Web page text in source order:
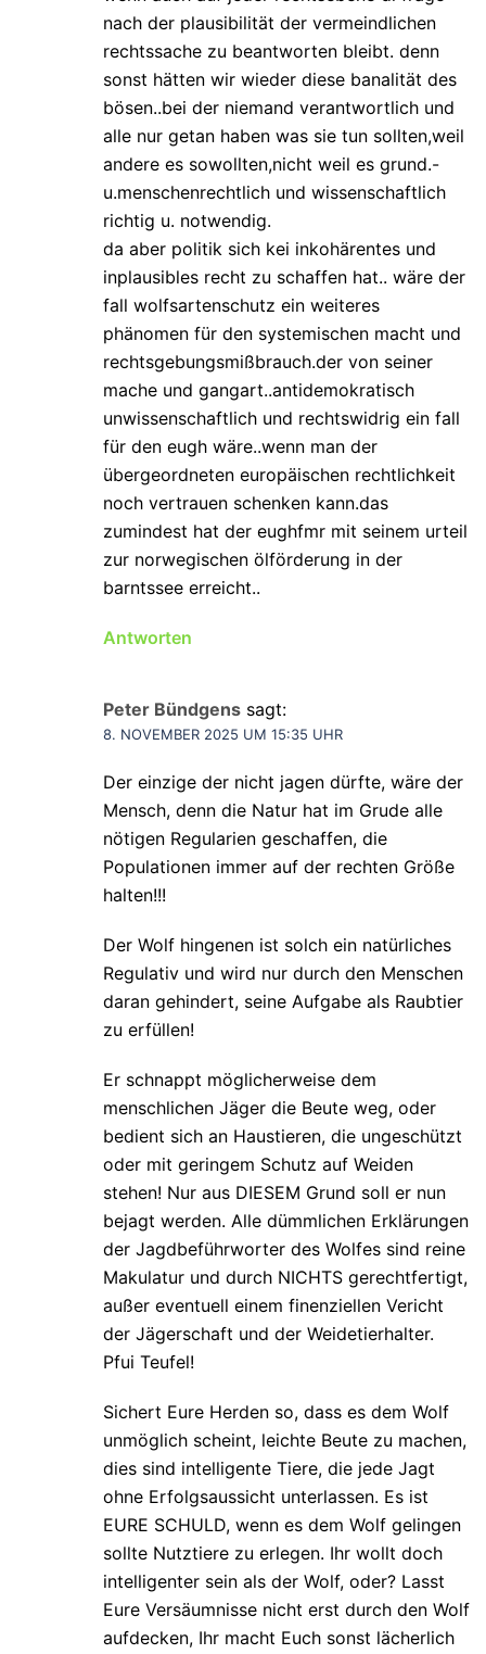
nach der plausibilität der vermeindlichen
rechtssache zu beantworten bleibt. denn
sonst hätten wir wieder diese banalität des
bösen..bei der niemand verantwortlich und
alle nur getan haben was sie tun sollten,weil
andere es sowollten,nicht weil es grund.-
u.menschenrechtlich und wissenschaftlich
richtig u. notwendig.
da aber politik sich kei inkohärentes und
inplausibles recht zu schaffen hat.. wäre der
fall wolfsartenschutz ein weiteres
phänomen für den systemischen macht und
rechtsgebungsmißbrauch.der von seiner
mache und gangart..antidemokratisch
unwissenschaftlich und rechtswidrig ein fall
für den eugh wäre..wenn man der
übergeordneten europäischen rechtlichkeit
noch vertrauen schenken kann.das
zumindest hat der eughfmr mit seinem urteil
zur norwegischen ölförderung in der
barntssee erreicht..
Antworten
Peter Bündgens sagt:
8. NOVEMBER 2025 UM 15:35 UHR
Der einzige der nicht jagen dürfte, wäre der
Mensch, denn die Natur hat im Grude alle
nötigen Regularien geschaffen, die
Populationen immer auf der rechten Größe
halten!!!
Der Wolf hingenen ist solch ein natürliches
Regulativ und wird nur durch den Menschen
daran gehindert, seine Aufgabe als Raubtier
zu erfüllen!
Er schnappt möglicherweise dem
menschlichen Jäger die Beute weg, oder
bedient sich an Haustieren, die ungeschützt
oder mit geringem Schutz auf Weiden
stehen! Nur aus DIESEM Grund soll er nun
bejagt werden. Alle dümmlichen Erklärungen
der Jagdbeführworter des Wolfes sind reine
Makulatur und durch NICHTS gerechtfertigt,
außer eventuell einem finenziellen Vericht
der Jägerschaft und der Weidetierhalter.
Pfui Teufel!
Sichert Eure Herden so, dass es dem Wolf
unmöglich scheint, leichte Beute zu machen,
dies sind intelligente Tiere, die jede Jagt
ohne Erfolgsaussicht unterlassen. Es ist
EURE SCHULD, wenn es dem Wolf gelingen
sollte Nutztiere zu erlegen. Ihr wollt doch
intelligenter sein als der Wolf, oder? Lasst
Eure Versäumnisse nicht erst durch den Wolf
aufdecken, Ihr macht Euch sonst lächerlich